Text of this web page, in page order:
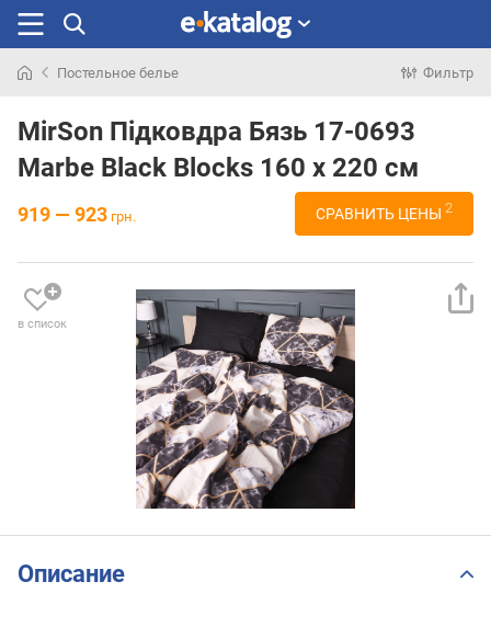
раньше
Постельное белье Фильтр
MirSon Підковдра Бязь 17-0693
Marbe Black Blocks 160 x 220 см
919 — 923 грн. СРАВНИТЬ ЦЕНЫ 2
в список
Описание